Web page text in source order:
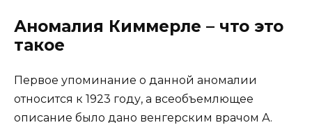
Аномалия Киммерле – что это
такое
Первое упоминание о данной аномалии
относится к 1923 году, а всеобъемлющее
описание было дано венгерским врачом А.